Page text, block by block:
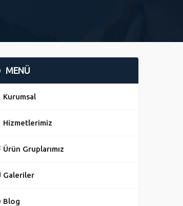
MENÜ
Kurumsal
Hizmetlerimiz
Ürün Gruplarımız
Galeriler
Blog